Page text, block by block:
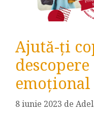
Ajută-ți
emoțional
8 iunie 2023 de